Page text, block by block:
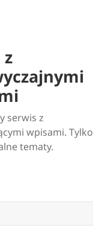
serwis z
wpisami. Tylko
tematy.